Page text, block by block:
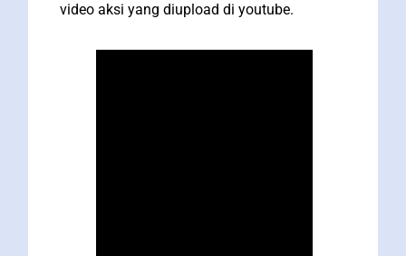
video aksi yang diupload di youtube.